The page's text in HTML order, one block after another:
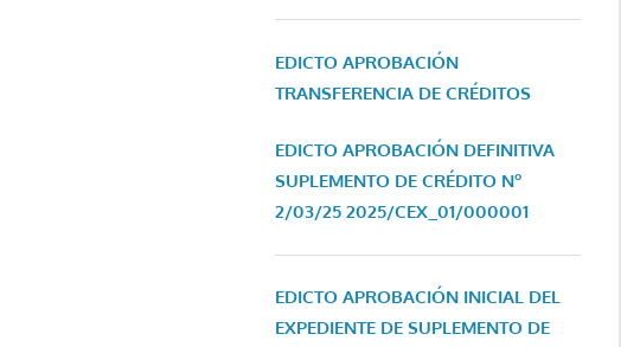
EDICTO APROBACIÓN
TRANSFERENCIA DE CRÉDITOS
EDICTO APROBACIÓN DEFINITIVA
SUPLEMENTO DE CRÉDITO Nº
2/03/25 2025/CEX_01/000001
EDICTO APROBACIÓN INICIAL DEL
EXPEDIENTE DE SUPLEMENTO DE